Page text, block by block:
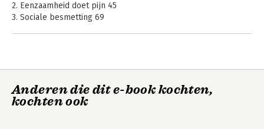
2. Eenzaamheid doet pijn 45
3. Sociale besmetting 69
9. Wat te doen? 183
10. Eenzaamheid opzoeken 208
Anderen die dit e-book kochten,
kochten ook